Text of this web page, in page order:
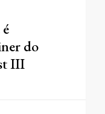
do
III